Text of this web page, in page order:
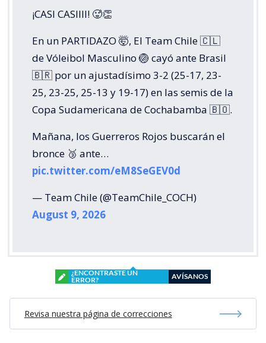
¡CASI CASIIII! 🥵👏
En un PARTIDAZO 🤯, El Team Chile 🇨🇱
de Vóleibol Masculino 🏐 cayó ante Brasil
🇧🇷 por un ajustadísimo 3-2 (25-17, 23-
25, 23-25, 25-13 y 19-17) en las semis de la
Copa Sudamericana de Cochabamba 🇧🇴.
Mañana, los Guerreros Rojos buscarán el
bronce 🥉 ante…
pic.twitter.com/eM8SeGEV0d
— Team Chile (@TeamChile_COCH)
August 9, 2026
¿ENCONTRASTE UN
ERROR?
AVÍSANOS
Revisa nuestra página de correcciones